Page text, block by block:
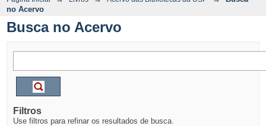
no Acervo
Busca no Acervo
Filtros
Use filtros para refinar os resultados de busca.